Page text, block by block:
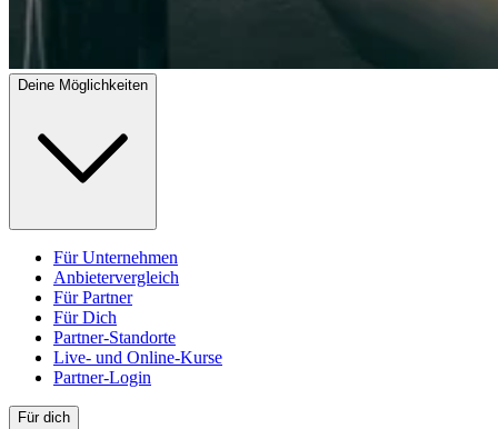
Deine Möglichkeiten
Für Unternehmen
Anbietervergleich
Für Partner
Für Dich
Partner-Standorte
Live- und Online-Kurse
Partner-Login
Für dich